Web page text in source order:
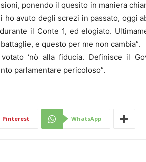
ponendo il quesito in maniera
ho avuto degli screzi in passato, oggi
il Conte 1, ed elogiato.
e questo per me non cambia”.
‘nò alla fiducia. Definisce il
parlamentare pericoloso”.
Pinterest WhatsApp